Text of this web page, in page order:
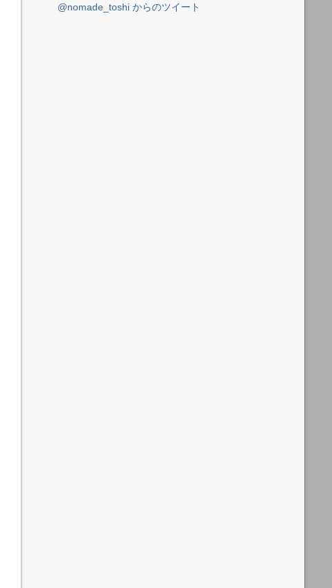
@nomade_toshi からのツイート